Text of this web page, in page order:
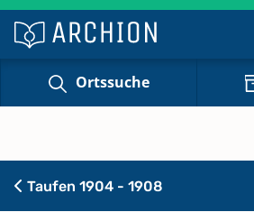
Ortssuche
Taufen 1904 - 1908